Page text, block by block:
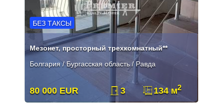
БЕЗ ТАКСЫ
Мезонет, просторный трехкомнатный**
Болгария / Бургасская область / Равда
80 000 EUR 3 134 м2